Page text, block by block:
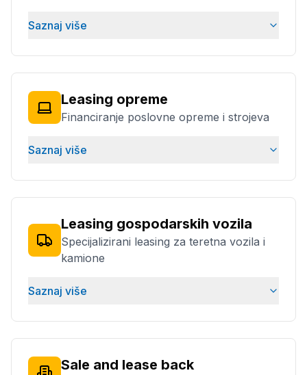
Saznaj više
Leasing opreme
Financiranje poslovne opreme i strojeva
Saznaj više
Leasing gospodarskih vozila
Specijalizirani leasing za teretna vozila i
kamione
Saznaj više
Sale and lease back